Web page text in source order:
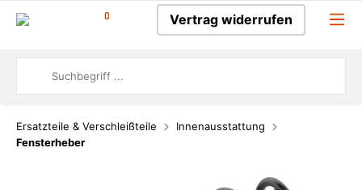
0 Vertrag widerrufen
Ersatzteile & Verschleißteile
Innenausstattung
Fensterheber